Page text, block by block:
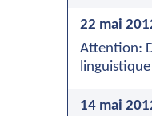
22 mai
Attention:
14 mai